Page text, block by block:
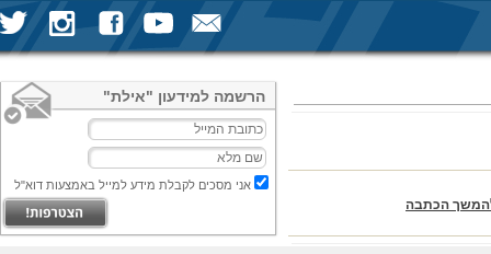
הרשמה למידעון "אילת"
אני מסכים לקבלת מידע למייל באמצעות דוא"ל
הכתבה